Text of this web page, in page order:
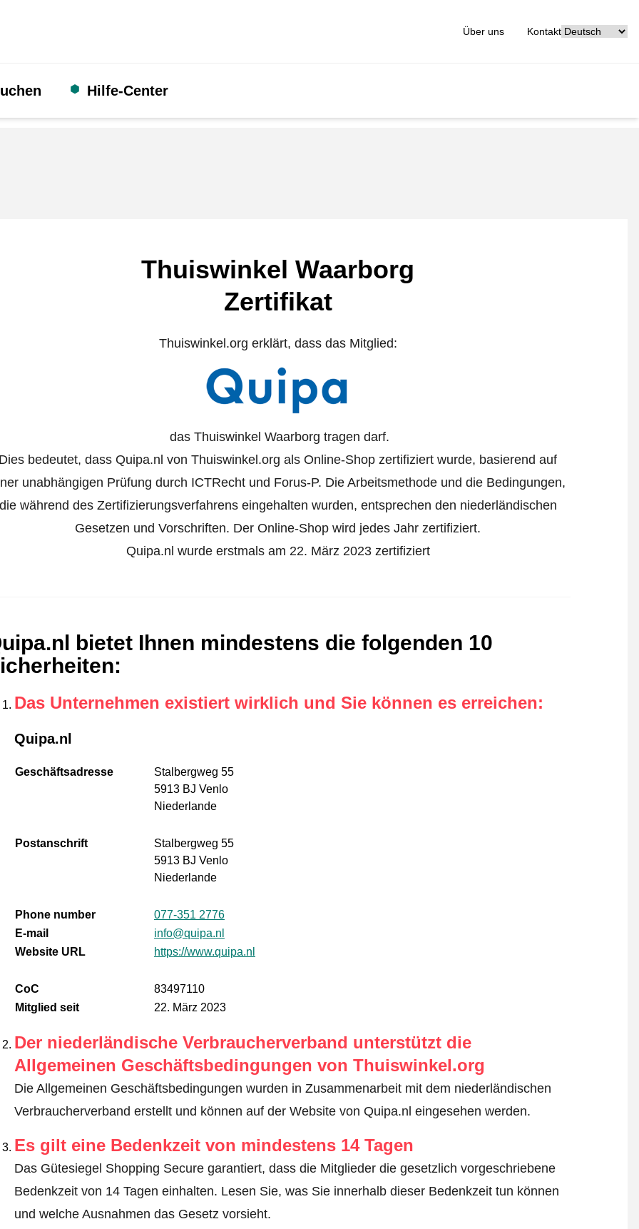
Über uns Kontakt
Hilfe-Center
Thuiswinkel Waarborg
Zertifikat
Thuiswinkel.org erklärt, dass das Mitglied:
das Thuiswinkel Waarborg tragen darf.
bedeutet, dass Quipa.nl von Thuiswinkel.org als Online-Shop zertifiziert wurde, basierend auf
unabhängigen Prüfung durch ICTRecht und Forus-P. Die Arbeitsmethode und die Bedingungen,
während des Zertifizierungsverfahrens eingehalten wurden, entsprechen den niederländischen
Gesetzen und Vorschriften. Der Online-Shop wird jedes Jahr zertifiziert.
Quipa.nl wurde erstmals am 22. März 2023 zertifiziert
bietet Ihnen mindestens die folgenden 10
:
Das Unternehmen existiert wirklich und Sie können es erreichen:
Quipa.nl
Geschäftsadresse
Stalbergweg 55
5913 BJ Venlo
Niederlande
Postanschrift
Stalbergweg 55
5913 BJ Venlo
Niederlande
Phone number
077-351 2776
E-mail
info@quipa.nl
Website URL
https://www.quipa.nl
CoC
83497110
Mitglied seit
22. März 2023
Der niederländische Verbraucherverband unterstützt die
Allgemeinen Geschäftsbedingungen von Thuiswinkel.org
Die Allgemeinen Geschäftsbedingungen wurden in Zusammenarbeit mit dem niederländischen
Verbraucherverband erstellt und können auf der Website von Quipa.nl eingesehen werden.
Es gilt eine Bedenkzeit von mindestens 14 Tagen
Das Gütesiegel Shopping Secure garantiert, dass die Mitglieder die gesetzlich vorgeschriebene
Bedenkzeit von 14 Tagen einhalten. Lesen Sie, was Sie innerhalb dieser Bedenkzeit tun können
und welche Ausnahmen das Gesetz vorsieht.